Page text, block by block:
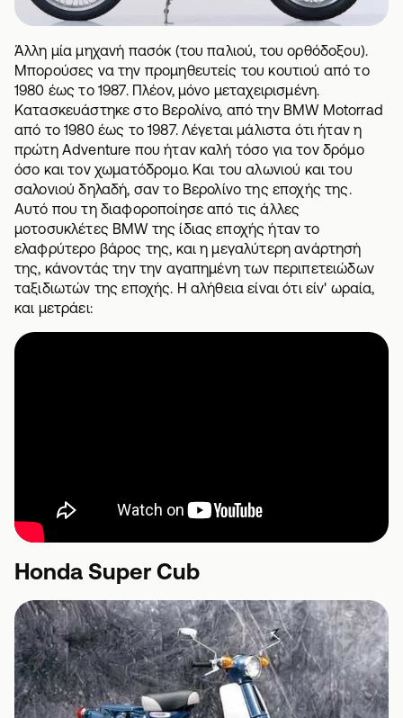
Άλλη μία μηχανή πασόκ (του παλιού, του ορθόδοξου).
Μπορούσες να την προμηθευτείς του κουτιού από το
1980 έως το 1987. Πλέον, μόνο μεταχειρισμένη.
Κατασκευάστηκε στο Βερολίνο, από την BMW Motorrad
από το 1980 έως το 1987. Λέγεται μάλιστα ότι ήταν η
πρώτη Adventure που ήταν καλή τόσο για τον δρόμο
όσο και τον χωματόδρομο. Και του αλωνιού και του
σαλονιού δηλαδή, σαν το Βερολίνο της εποχής της.
Αυτό που τη διαφοροποίησε από τις άλλες
μοτοσυκλέτες BMW της ίδιας εποχής ήταν το
ελαφρύτερο βάρος της, και η μεγαλύτερη ανάρτησή
της, κάνοντάς την την αγαπημένη των περιπετειώδων
ταξιδιωτών της εποχής. Η αλήθεια είναι ότι είν' ωραία,
και μετράει:
Honda Super Cub